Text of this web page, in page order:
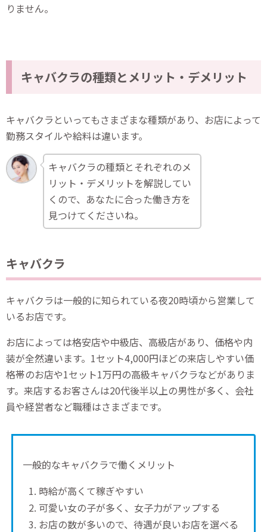
りません。
キャバクラの種類とメリット・デメリット
キャバクラといってもさまざまな種類があり、お店によって
勤務スタイルや給料は違います。
キャバクラの種類とそれぞれのメ
リット・デメリットを解説してい
くので、あなたに合った働き方を
見つけてくださいね。
キャバクラ
キャバクラは一般的に知られている夜20時頃から営業して
いるお店です。
お店によっては格安店や中級店、高級店があり、価格や内
装が全然違います。1セット4,000円ほどの来店しやすい価
格帯のお店や1セット1万円の高級キャバクラなどがありま
す。来店するお客さんは20代後半以上の男性が多く、会社
員や経営者など職種はさまざまです。
一般的なキャバクラで働くメリット
時給が高くて稼ぎやすい
可愛い女の子が多く、女子力がアップする
お店の数が多いので、待遇が良いお店を選べる